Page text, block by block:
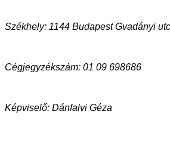
Székhely: 1144 Budapest Gvadányi
Cégjegyzékszám: 01 09 698686
Képviselő: Dánfalvi Géza